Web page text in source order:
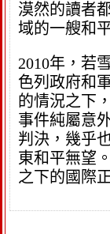
漠然的讀者
域的一艘和
2010年，若
色列政府和
的情況之下
事件純屬意
判決，幾乎
東和平無望
之下的國際